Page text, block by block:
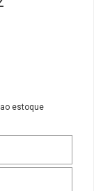
estoque